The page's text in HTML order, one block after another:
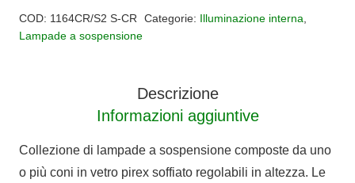
decentratori
quantità
COD: 1164CR/S2 S-CR Categorie: Illuminazione interna,
Lampade a sospensione
Descrizione
Informazioni aggiuntive
Collezione di lampade a sospensione composte da uno
o più coni in vetro pirex soffiato regolabili in altezza. Le